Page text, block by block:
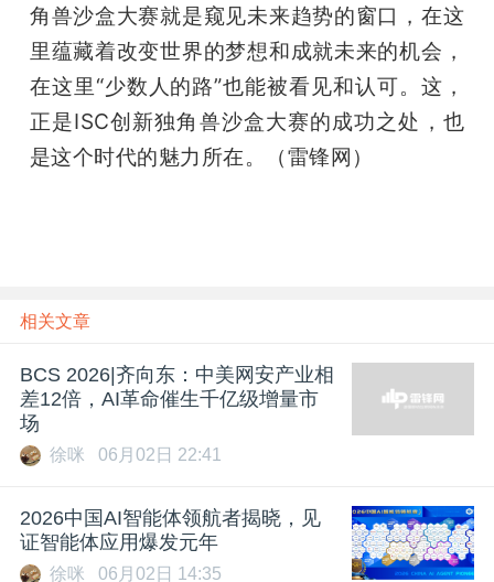
角兽沙盒大赛就是窥见未来趋势的窗口，在这
里蕴藏着改变世界的梦想和成就未来的机会，
在这里“少数人的路”也能被看见和认可。这，
正是ISC创新独角兽沙盒大赛的成功之处，也
是这个时代的魅力所在。（雷锋网）
相关文章
BCS 2026|齐向东：中美网安产业相
差12倍，AI革命催生千亿级增量市
场
徐咪 06月02日 22:41
2026中国AI智能体领航者揭晓，见
证智能体应用爆发元年
徐咪 06月02日 14:35